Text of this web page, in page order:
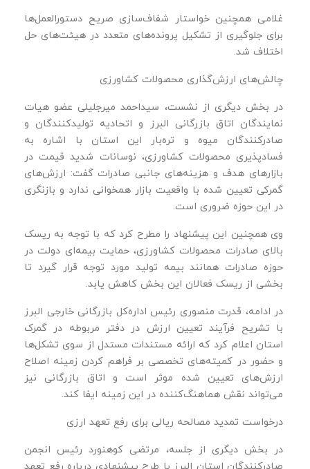
غلامی همچنین خواستار شفاف‌سازی صریح دستورالعمل‌ها
برای جلوگیری از تشکیل پرونده‌های متعدد در هیئت‌های حل
اختلاف شد.
چالش‌های ارزش‌گذاری محصولات کشاورزی
در بخش دیگری از نشست، سیداحمد میرجلیلی عضو هیات
نمایندگان اتاق بازرگانی البرز و اتحادیه تولیدکنندگان و
صادرکنندگان میوه و تره‌بار این استان با اشاره به
فسادپذیری محصولات کشاورزی، نوسانات شدید قیمت در
بازارهای هدف و هزینه‌های جانبی صادرات گفت: ارزش‌های
گمرکی تعیین‌ شده با واقعیت بازار همخوانی ندارد و بازنگری
در این حوزه ضروری است.
وی همچنین این پیشنهاد را مطرح کرد که با توجه به ریسک
بالای صادرات محصولات کشاورزی، حمایت بیمه‌ای دولت در
حوزه صادرات همانند بیمه تولید مورد توجه قرار گیرد تا
بخشی از ریسک فعالان این بخش کاهش یابد.
در ادامه، قدرت منصوری رئیس اداره‌کل بازرگانی خارجی البرز
با تشریح فرآیند تعیین ارزش در دفتر مربوطه در گمرک
استان اعلام کرد که ارائه مستندات مستدل از سوی تشکل‌ها
و حضور در کمیته‌های تخصصی بر فراهم کردن زمینه اصلاح
ارزش‌های تعیین‌ شده موثر است و اتاق بازرگانی نیز
می‌تواند نقش هماهنگ‌کننده در این زمینه ایفا کند.
درخواست تمدید مصالحه ریالی برای رفع تعهد ارزی
در بخش دیگری از جلسه، مرتضی کوهنورد رئیس انجمن